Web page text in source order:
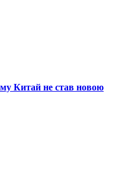
Китай не став новою